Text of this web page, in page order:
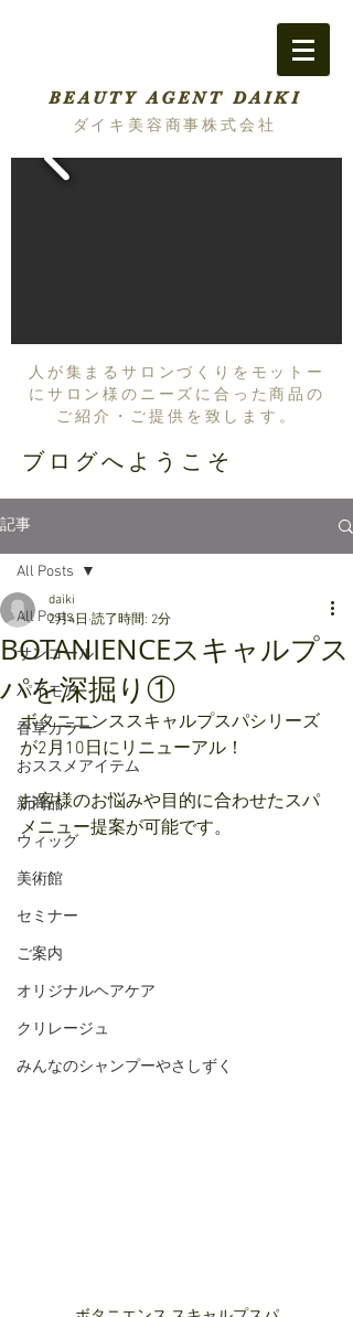
BEAUTY AGENT DAIKI
ダイキ美容商事株式会社
人が集まるサロンづくりをモットー
にサロン様のニーズに合った商品の
ご紹介・ご提供を致します。
ブログへようこそ
記事
All Posts
サンコール
パイモア
香草カラー
おススメアイテム
新商品
ウィッグ
美術館
セミナー
ご案内
オリジナルヘアケア
クリレージュ
みんなのシャンプーやさしずく
All Posts
BOTANIENCEスキャルプス
パを深掘り①
daiki
2月4日 読了時間: 2分
ボタニエンススキャルプスパシリーズ
が2月10日にリニューアル！
お客様のお悩みや目的に合わせたスパ
メニュー提案が可能です。